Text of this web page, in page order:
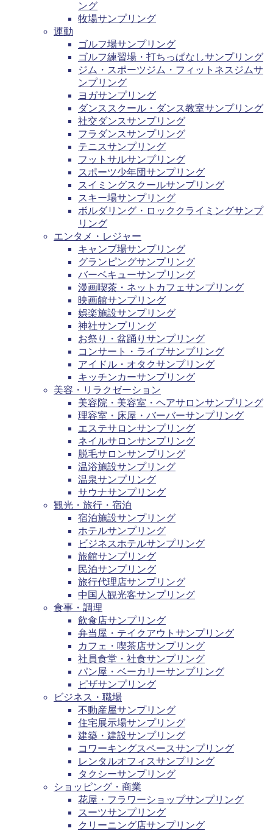
ング
牧場サンプリング
運動
ゴルフ場サンプリング
ゴルフ練習場・打ちっぱなしサンプリング
ジム・スポーツジム・フィットネスジムサ
ンプリング
ヨガサンプリング
ダンススクール・ダンス教室サンプリング
社交ダンスサンプリング
フラダンスサンプリング
テニスサンプリング
フットサルサンプリング
スポーツ少年団サンプリング
スイミングスクールサンプリング
スキー場サンプリング
ボルダリング・ロッククライミングサンプ
リング
エンタメ・レジャー
キャンプ場サンプリング
グランピングサンプリング
バーベキューサンプリング
漫画喫茶・ネットカフェサンプリング
映画館サンプリング
娯楽施設サンプリング
神社サンプリング
お祭り・盆踊りサンプリング
コンサート・ライブサンプリング
アイドル・オタクサンプリング
キッチンカーサンプリング
美容・リラクゼーション
美容院・美容室・ヘアサロンサンプリング
理容室・床屋・バーバーサンプリング
エステサロンサンプリング
ネイルサロンサンプリング
脱毛サロンサンプリング
温浴施設サンプリング
温泉サンプリング
サウナサンプリング
観光・旅行・宿泊
宿泊施設サンプリング
ホテルサンプリング
ビジネスホテルサンプリング
旅館サンプリング
民泊サンプリング
旅行代理店サンプリング
中国人観光客サンプリング
食事・調理
飲食店サンプリング
弁当屋・テイクアウトサンプリング
カフェ・喫茶店サンプリング
社員食堂・社食サンプリング
パン屋・ベーカリーサンプリング
ピザサンプリング
ビジネス・職場
不動産屋サンプリング
住宅展示場サンプリング
建築・建設サンプリング
コワーキングスペースサンプリング
レンタルオフィスサンプリング
タクシーサンプリング
ショッピング・商業
花屋・フラワーショップサンプリング
スーツサンプリング
クリーニング店サンプリング